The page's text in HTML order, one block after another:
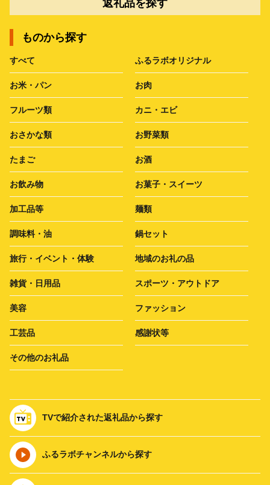
返礼品を探す
ものから探す
すべて ふるラボオリジナル
お米・パン お肉
フルーツ類 カニ・エビ
おさかな類 お野菜類
たまご お酒
お飲み物 お菓子・スイーツ
加工品等 麺類
調味料・油 鍋セット
旅行・イベント・体験 地域のお礼の品
雑貨・日用品 スポーツ・アウトドア
美容 ファッション
工芸品 感謝状等
その他のお礼品
TVで紹介された返礼品から探す
ふるラボチャンネルから探す